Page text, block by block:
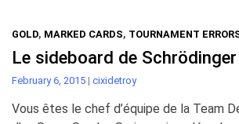
GOLD, MARKED CARDS, TOURNAMENT
Le sideboard de Schrödinger
February 6, 2015 | cixidetroy
Vous êtes le chef d’équipe de la Team